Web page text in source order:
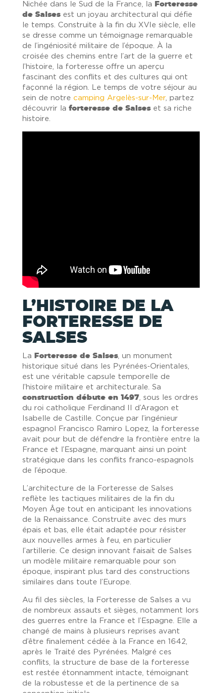
Nichée dans le Sud de la France, la
Forteresse
de Salsesest un joyau architectural qui défie
le temps. Construite à la fin du XVIe siècle, elle
se dresse comme un témoignage remarquable
de l’ingéniosité militaire de l’époque. À la
croisée des chemins entre l’art de la guerre et
l’histoire, la forteresse offre un aperçu
fascinant des conflits et des cultures qui ont
façonné la région. Le temps de votre séjour au
sein de notre camping Argelès-sur-Mer, partez
découvrir la forteresse de Salseset sa riche
histoire.
L’HISTOIRE DE LA
FORTERESSE DE
SALSES
La Forteresse de Salses, un monument
historique situé dans les Pyrénées-Orientales,
est une véritable capsule temporelle de
l’histoire militaire et architecturale. Sa
construction débute en 1497, sous les ordres
du roi catholique Ferdinand II d’Aragon et
Isabelle de Castille. Conçue par l’ingénieur
espagnol Francisco Ramiro Lopez, la forteresse
avait pour but de défendre la frontière entre la
France et l’Espagne, marquant ainsi un point
stratégique dans les conflits franco-espagnols
de l’époque.
L’architecture de la Forteresse de Salses
reflète les tactiques militaires de la fin du
Moyen Âge tout en anticipant les innovations
de la Renaissance. Construite avec des murs
épais et bas, elle était adaptée pour résister
aux nouvelles armes à feu, en particulier
l’artillerie. Ce design innovant faisait de Salses
un modèle militaire remarquable pour son
époque, inspirant plus tard des constructions
similaires dans toute l’Europe.
Au fil des siècles, la Forteresse de Salses a vu
de nombreux assauts et sièges, notamment lors
des guerres entre la France et l’Espagne. Elle a
changé de mains à plusieurs reprises avant
d’être finalement cédée à la France en 1642,
après le Traité des Pyrénées. Malgré ces
conflits, la structure de base de la forteresse
est restée étonnamment intacte, témoignant
de la robustesse et de la pertinence de sa